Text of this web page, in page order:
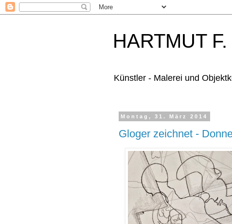
HARTMUT
Künstler - Malerei und
Montag, 31. März 2014
Gloger zeichnet -